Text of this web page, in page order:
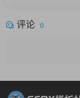
评论 0